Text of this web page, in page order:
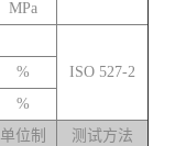
MPa
ISO 527-2
%
%
单位制
测试方法